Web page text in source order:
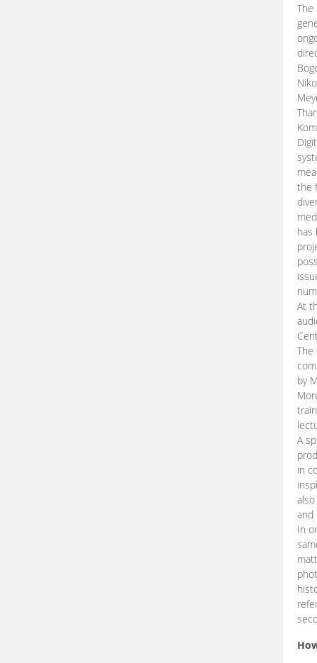
The
the
has
At
The
by
A
in
and
In